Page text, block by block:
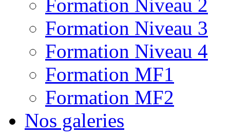
Formation Niveau 2
Formation Niveau 3
Formation Niveau 4
Formation MF1
Formation MF2
Nos galeries